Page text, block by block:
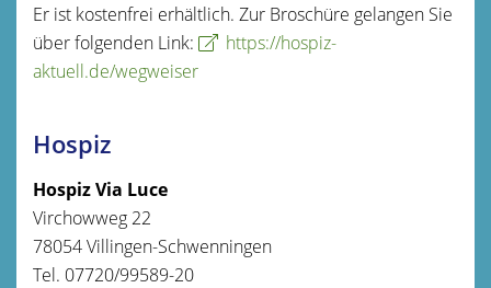
Er ist kostenfrei erhältlich. Zur Broschüre gelangen Sie
über folgenden Link:
https://hospiz-
aktuell.de/wegweiser
Hospiz
Hospiz Via Luce
Virchowweg 22
78054 Villingen-Schwenningen
Tel. 07720/99589-20